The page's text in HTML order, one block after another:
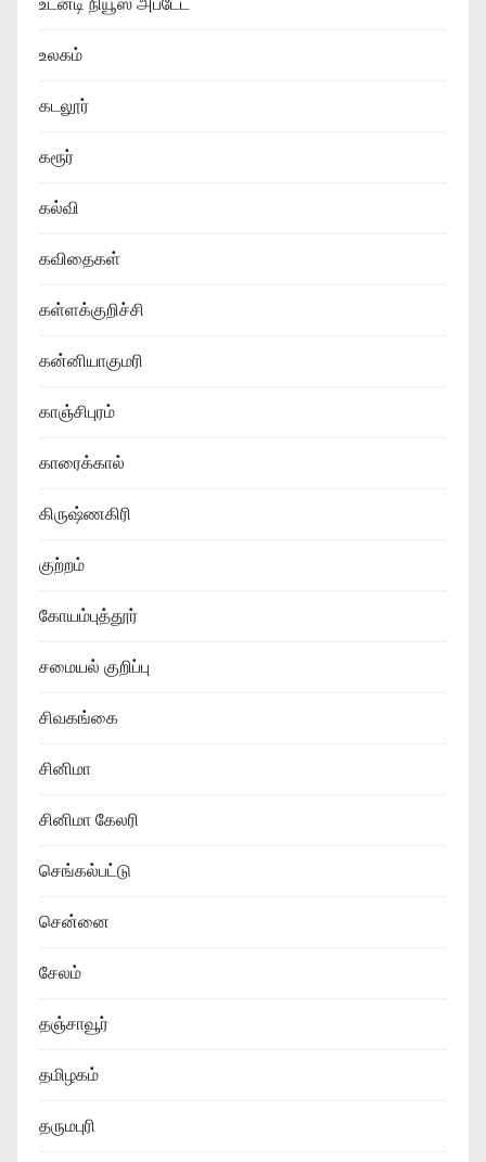
உலகம்
கடலூர்
கரூர்
கல்வி
கவிதைகள்
கள்ளக்குறிச்சி
கன்னியாகுமரி
காஞ்சிபுரம்
காரைக்கால்
கிருஷ்ணகிரி
குற்றம்
கோயம்புத்தூர்
சமையல் குறிப்பு
சிவகங்கை
சினிமா
சினிமா கேலரி
செங்கல்பட்டு
சென்னை
சேலம்
தஞ்சாவூர்
தமிழகம்
தருமபுரி